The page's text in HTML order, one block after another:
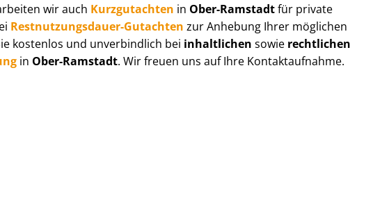
wir auch Kurzgutachten in Ober-Ramstadtfür private
Rest­nut­zungs­dau­er-Gutachten zur Anhebung Ihrer möglichen
kostenlos und unverbindlich bei inhaltlichen sowie rechtlichen
in Ober-Ramstadt. Wir freuen uns auf Ihre Kontaktaufnahme.